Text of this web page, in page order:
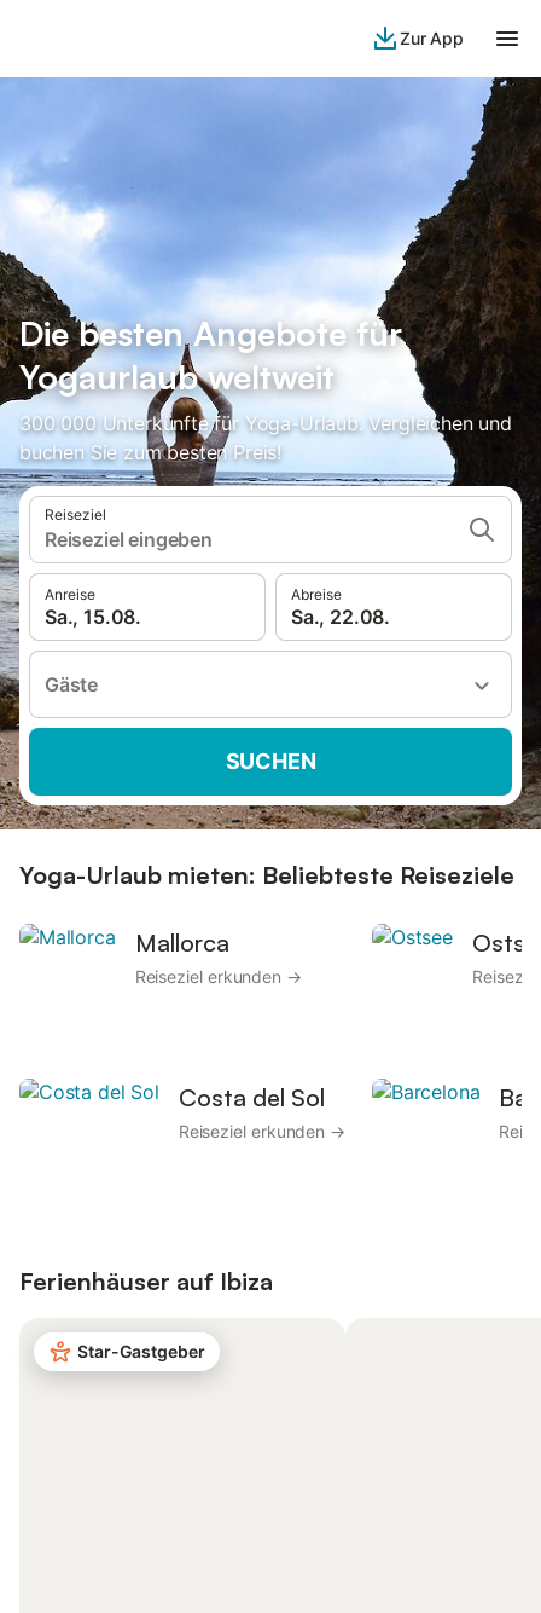
Zur App
Die besten Angebote für
Yogaurlaub weltweit
300 000 Unterkünfte für Yoga-Urlaub. Vergleichen und
buchen Sie zum besten Preis!
Reiseziel
Reiseziel eingeben
Anreise
Sa., 15.08.
Abreise
Sa., 22.08.
Gäste
SUCHEN
Yoga-Urlaub mieten: Beliebteste Reiseziele
Mallorca
Reiseziel erkunden →
Costa del Sol
Reiseziel erkunden →
Ferienhäuser auf Ibiza
Star-Gastgeber